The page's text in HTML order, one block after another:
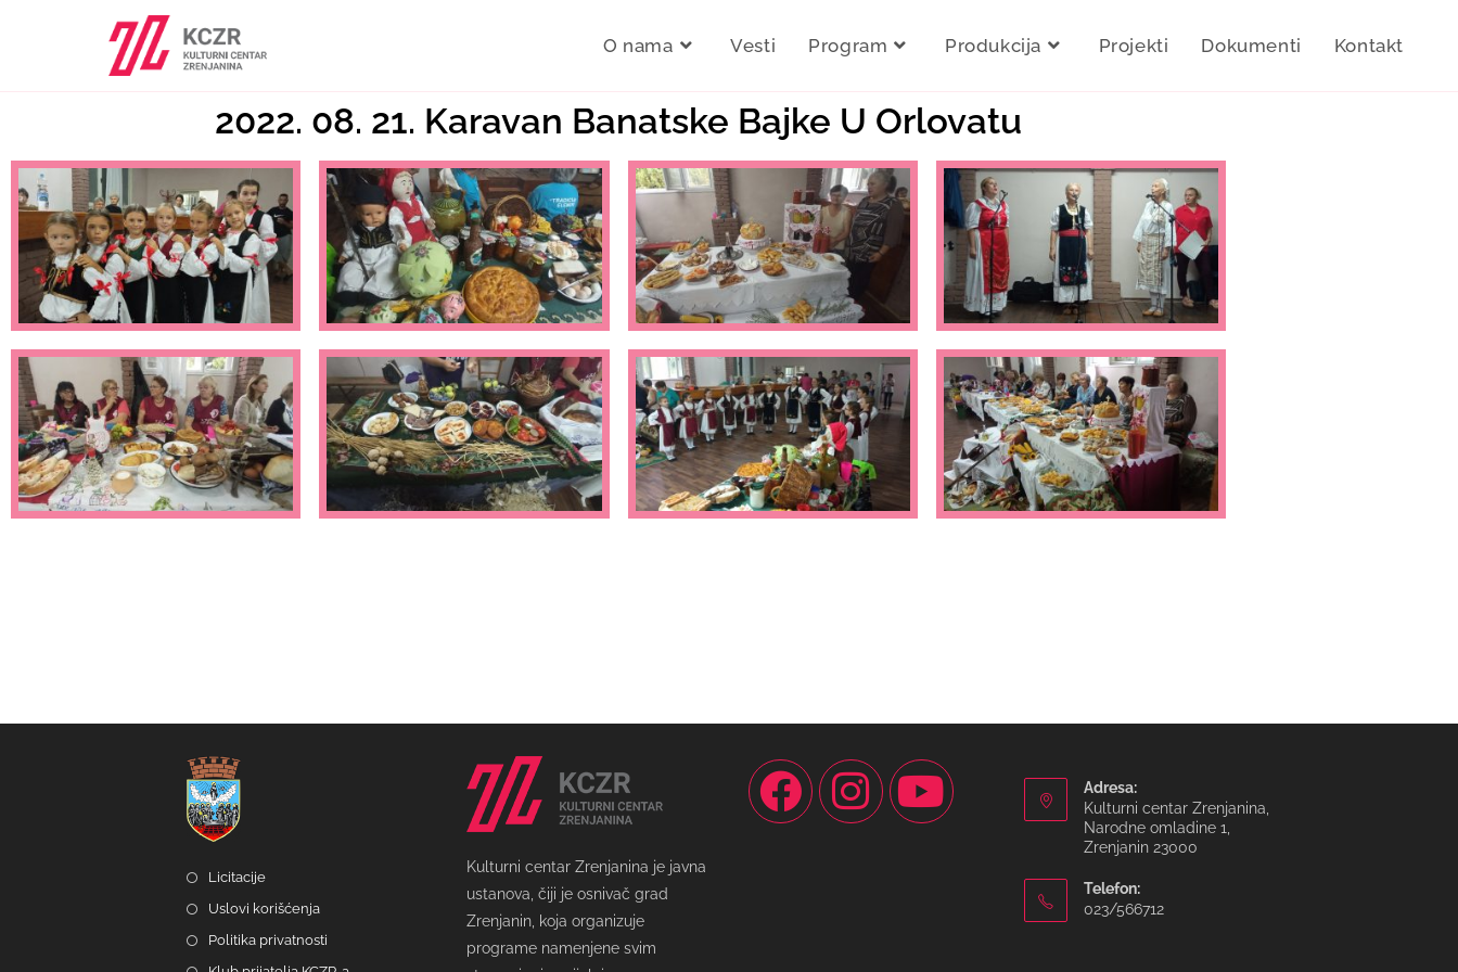
O nama Vesti Program Produkcija Projekti Dokumenti Kontakt
2022. 08. 21. Karavan Banatske Bajke U Orlovatu
Licitacije
Uslovi korišćenja
Politika privatnosti
Kulturni centar Zrenjanina je javna
ustanova, čiji je osnivač grad
Zrenjanin, koja organizuje
programe namenjene svim
Adresa:
Kulturni centar Zrenjanina,
Narodne omladine 1,
Zrenjanin 23000
Telefon:
023/566712